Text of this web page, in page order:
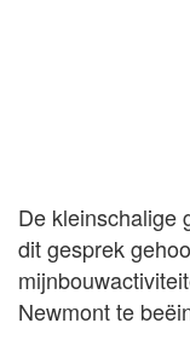
De kleinschalige
dit gesprek
Newmont te